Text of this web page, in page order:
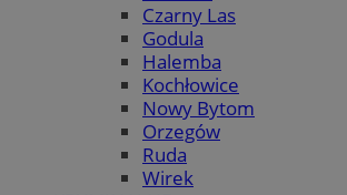
Czarny Las
Godula
Halemba
Kochłowice
Nowy Bytom
Orzegów
Ruda
Wirek